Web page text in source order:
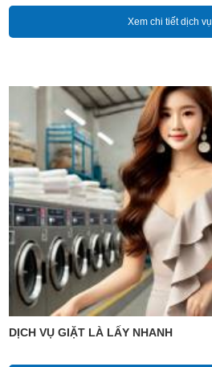
Xem chi tiết dịch vụ
DỊCH VỤ GIẶT LÀ LẤY NHANH